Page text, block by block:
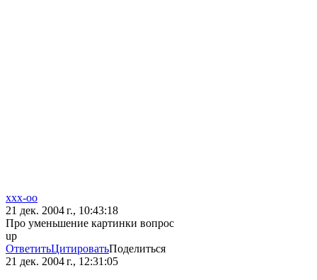
xxx-oo
21 дек. 2004 г., 10:43:18
Про уменьшение картинки вопрос
up
ОтветитьЦитироватьПоделиться
21 дек. 2004 г., 12:31:05